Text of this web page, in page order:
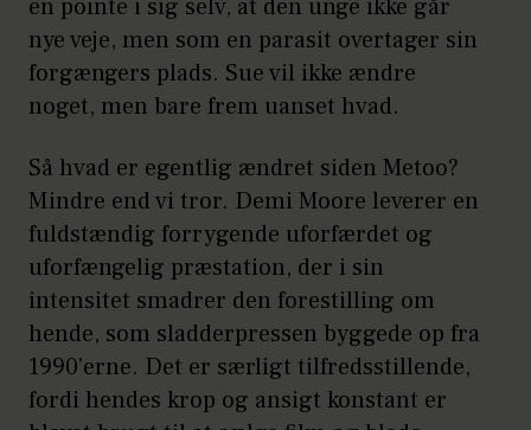
en pointe i sig selv, at den unge ikke går
nye veje, men som en parasit overtager sin
forgængers plads. Sue vil ikke ændre
noget, men bare frem uanset hvad.
Så hvad er egentlig ændret siden Metoo?
Mindre end vi tror. Demi Moore leverer en
fuldstændig forrygende uforfærdet og
uforfængelig præstation, der i sin
intensitet smadrer den forestilling om
hende, som sladderpressen byggede op fra
1990’erne. Det er særligt tilfredsstillende,
fordi hendes krop og ansigt konstant er